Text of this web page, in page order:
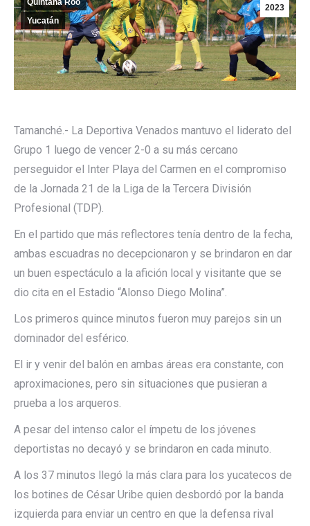
2023
Quintana Roo
Yucatán
Tamanché.- La Deportiva Venados mantuvo el liderato del
Grupo 1 luego de vencer 2-0 a su más cercano
perseguidor el Inter Playa del Carmen en el compromiso
de la Jornada 21 de la Liga de la Tercera División
Profesional (TDP).
En el partido que más reflectores tenía dentro de la fecha,
ambas escuadras no decepcionaron y se brindaron en dar
un buen espectáculo a la afición local y visitante que se
dio cita en el Estadio “Alonso Diego Molina”.
Los primeros quince minutos fueron muy parejos sin un
dominador del esférico.
El ir y venir del balón en ambas áreas era constante, con
aproximaciones, pero sin situaciones que pusieran a
prueba a los arqueros.
A pesar del intenso calor el ímpetu de los jóvenes
deportistas no decayó y se brindaron en cada minuto.
A los 37 minutos llegó la más clara para los yucatecos de
los botines de César Uribe quien desbordó por la banda
izquierda para enviar un centro en que la defensa rival